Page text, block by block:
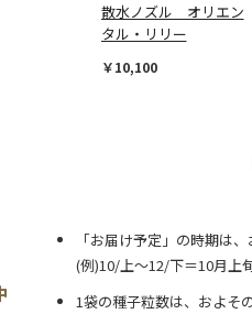
散水ノズル オリエン
タル・リリー
￥10,100
「お届け予定」の時期は
(例)10/上～12/下＝10月
1袋の種子粒数は、およそ